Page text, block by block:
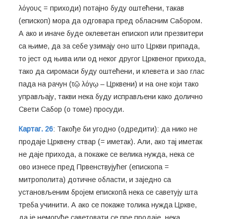
λόγoυς = приходи) потајно буду оштећени, такав
(епископ) мора да одговара пред обласним Сабором.
А ако и иначе буде оклеветан епископ или презвитери
са њиме, да за себе узимају оно што Цркви припада,
то јест од њива или од неког другог Црквеног прихода,
тако да сиромаси буду оштећени, и клевета и зао глас
пада на рачун (τῷ λόγῳ – Црквени) и на оне који тако
управљају, такви нека буду исправљени како долично
Свети Сабор (о томе) просуди.
Картаг. 26: Такође би угодно (одредити): да нико не
продаје Црквену ствар (= иметак). Али, ако тај иметак
не даје прихода, а покаже се велика нужда, нека се
ово изнесе пред Првенствујућег (епископа =
митрополита) дотичне области, и заједно са
установљеним бројем епископâ нека се саветују шта
треба учинити. А ако се покаже толика нужда Цркве,